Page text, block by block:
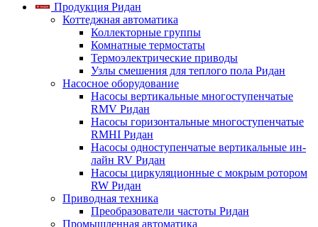
Продукция Ридан
Коттеджная автоматика
Коллекторные группы
Комнатные термостаты
Термоэлектрические приводы
Узлы смешения для теплого пола Ридан
Насосное оборудование
Насосы вертикальные многоступенчатые
RMV Ридан
Насосы горизонтальные многоступенчатые
RMHI Ридан
Насосы одноступенчатые вертикальные ин-
лайн RV Ридан
Насосы циркуляционные с мокрым ротором
RW Ридан
Приводная техника
Преобразователи частоты Ридан
Промышленная автоматика